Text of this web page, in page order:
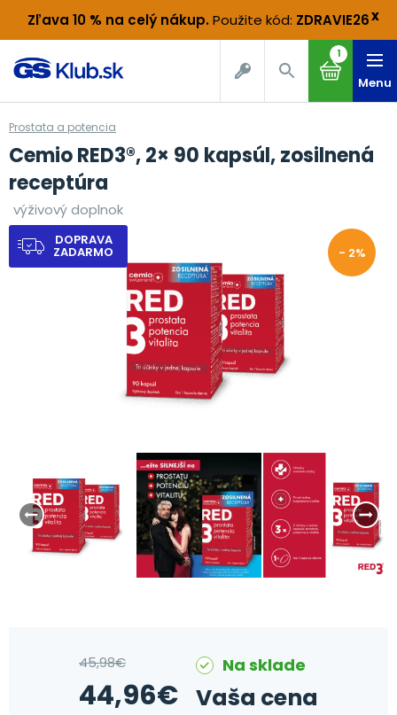
Zľava 10 % na celý nákup. Použite kód: ZDRAVIE26x
1
Menu
Prostata a potencia
Cemio RED3®, 2× 90 kapsúl, zosilnená
receptúra
výživový doplnok
DOPRAVA
ZADARMO - 2%
45,98€
44,96€
Na sklade
Vaša cena